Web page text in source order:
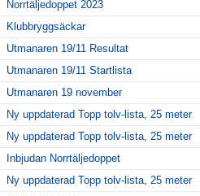
Norrtäljedoppet 2023
Klubbryggsäckar
Utmanaren 19/11 Resultat
Utmanaren 19/11 Startlista
Utmanaren 19 november
Ny uppdaterad Topp tolv-lista, 25 meter
Ny uppdaterad Topp tolv-lista, 25 meter
Inbjudan Norrtäljedoppet
Ny uppdaterad Topp tolv-lista, 25 meter